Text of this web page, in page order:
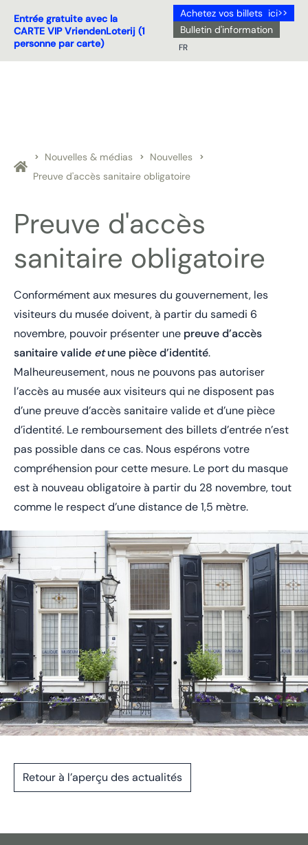
Entrée gratuite avec la
CARTE VIP VriendenLoterij (1
personne par carte)
Achetez vos billets ici>>
Bulletin d'information
FR
Nouvelles & médias
Nouvelles
Preuve d'accès sanitaire obligatoire
Preuve d'accès
sanitaire obligatoire
Conformément aux mesures du gouvernement, les
visiteurs du musée doivent, à partir du samedi 6
novembre, pouvoir présenter une preuve d’accès
sanitaire valide etune pièce d’identité.
Malheureusement, nous ne pouvons pas autoriser
l’accès au musée aux visiteurs qui ne disposent pas
d’une preuve d’accès sanitaire valide et d’une pièce
d’identité. Le remboursement des billets d’entrée n’est
pas possible dans ce cas. Nous espérons votre
compréhension pour cette mesure. Le port du masque
est à nouveau obligatoire à partir du 28 novembre, tout
comme le respect d’une distance de 1,5 mètre.
Retour à l’aperçu des actualités